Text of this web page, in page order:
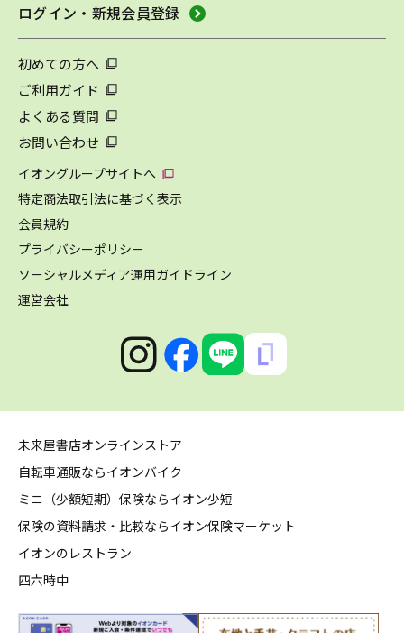
ログイン・新規会員登録
初めての方へ
ご利用ガイド
よくある質問
お問い合わせ
イオングループサイトへ
特定商法取引法に基づく表示
会員規約
プライバシーポリシー
ソーシャルメディア運用ガイドライン
運営会社
未来屋書店オンラインストア
自転車通販ならイオンバイク
ミニ（少額短期）保険ならイオン少短
保険の資料請求・比較ならイオン保険マーケット
イオンのレストラン
四六時中